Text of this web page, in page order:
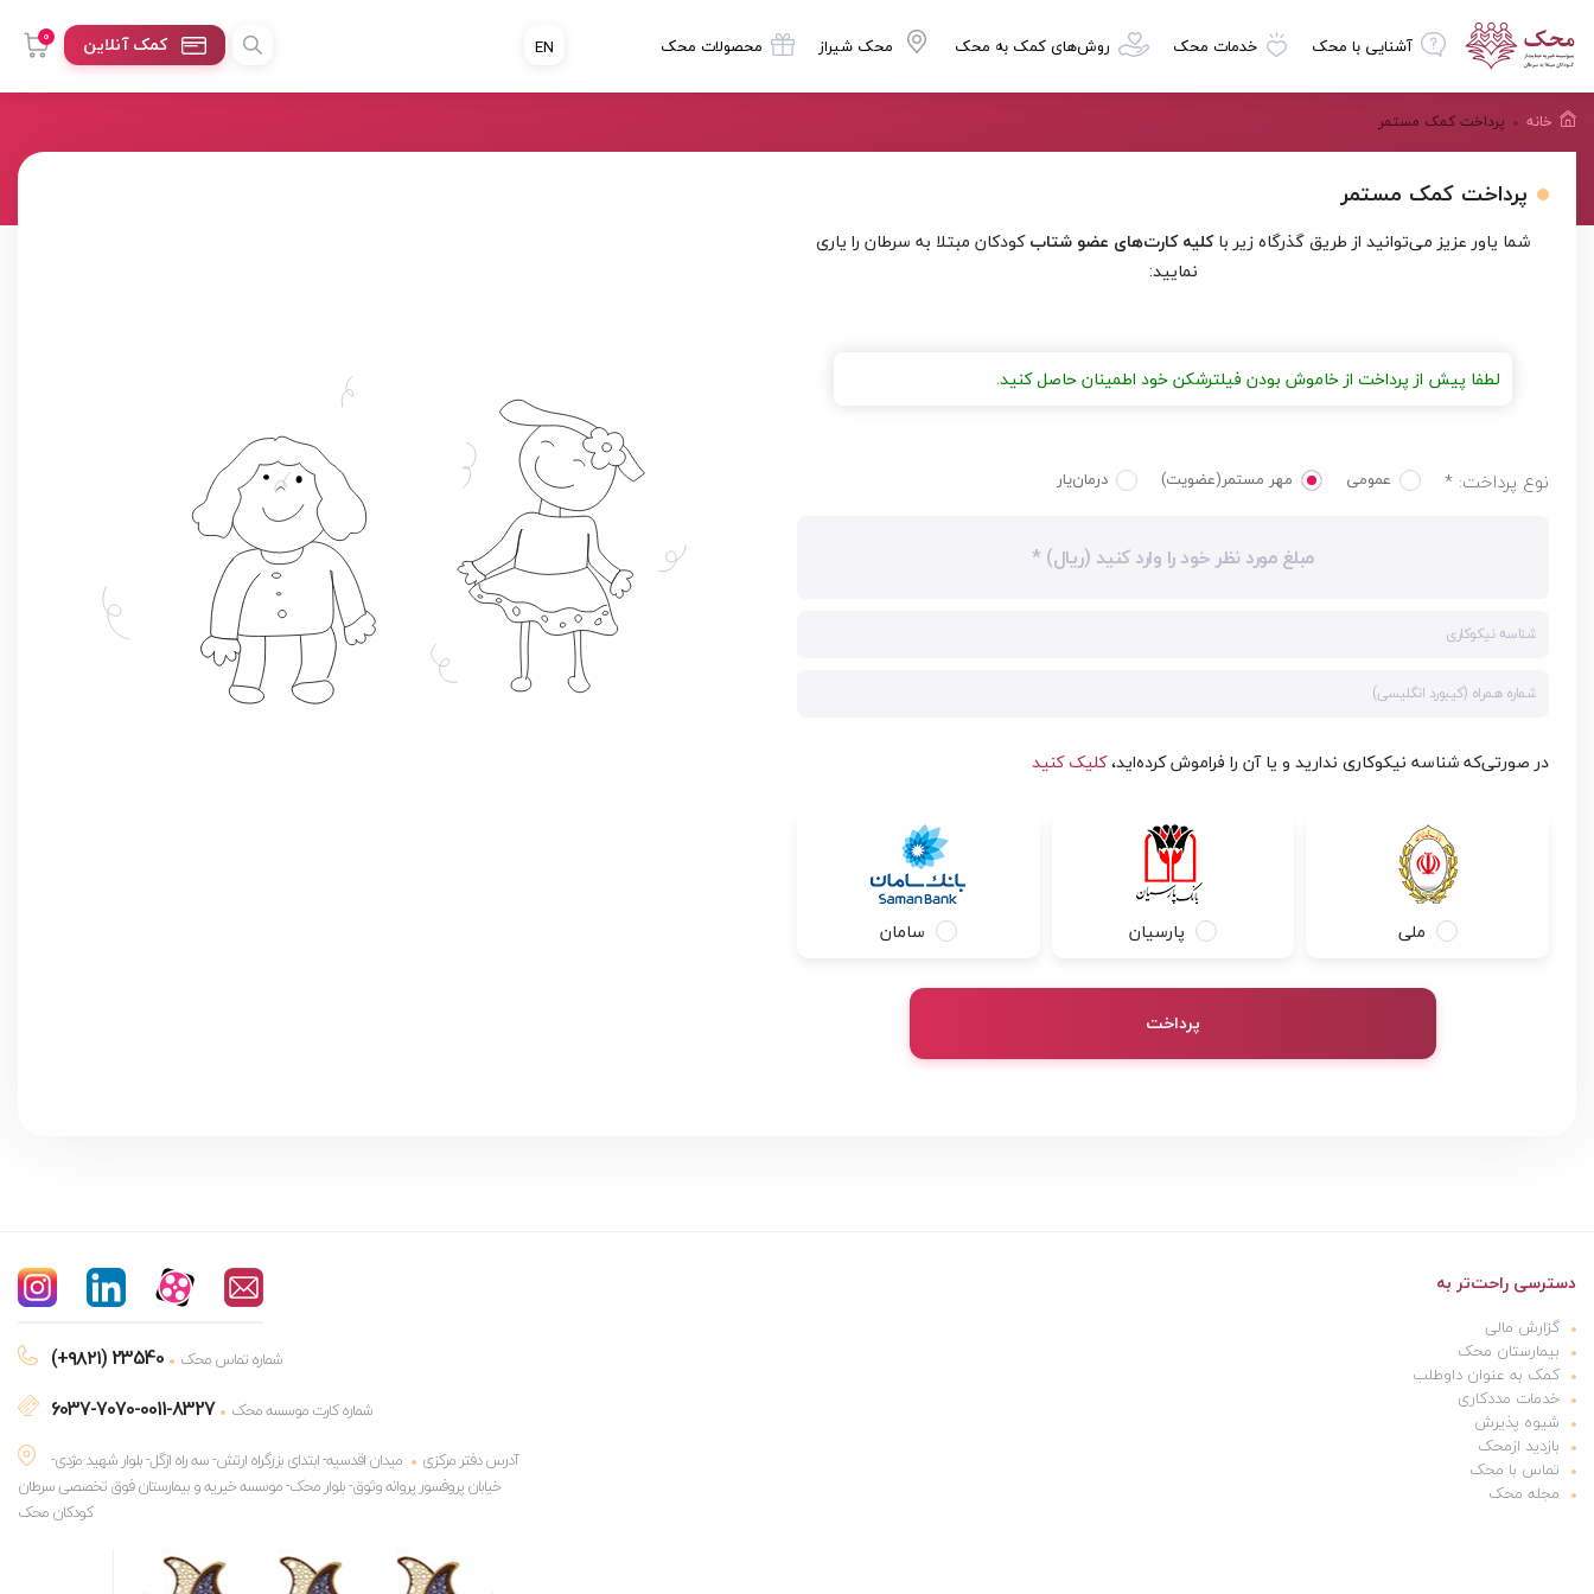
آشنایی با محک خدمات محک روش‌های کمک به محک محک شیراز محصولات محک 0 کمک آنلاین EN
خانه پرداخت کمک مستمر
پرداخت کمک مستمر
شما یاور عزیز می‌توانید از طریق گذرگاه زیر باکلیه کارت‌های عضو شتابکودکان مبتلا به سرطان را یاری
نمایید:
لطفا پیش از پرداخت از خاموش بودن فیلترشکن خود اطمینان حاصل کنید.
نوع پرداخت: * عمومی مهر مستمر(عضویت) درمان‌یار
در صورتی‌که شناسه نیکوکاری ندارید و یا آن را فراموش کرده‌اید،کلیک کنید
ملی پارسیان سامان
پرداخت
دسترسی راحت‌تر به
گزارش مالی
بیمارستان محک
کمک به عنوان داوطلب
خدمات مددکاری
شیوه پذیرش
بازدید ازمحک
تماس با محک
مجله محک
(+۹۸۲۱) 23540 شماره تماس محک
6037-7070-0011-8327
شماره کارت موسسه محک
آدرس دفتر مرکزی
میدان اقدسیه- ابتدای بزرگراه ارتش- سه راه ازگل- بلوار شهید مژدی-
خیابان پروفسور پروانه وثوق- بلوار محک- موسسه خیریه و بیمارستان فوق تخصصی سرطان
کودکان محک